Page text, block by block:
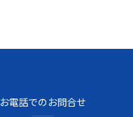
お電話でのお問合せ